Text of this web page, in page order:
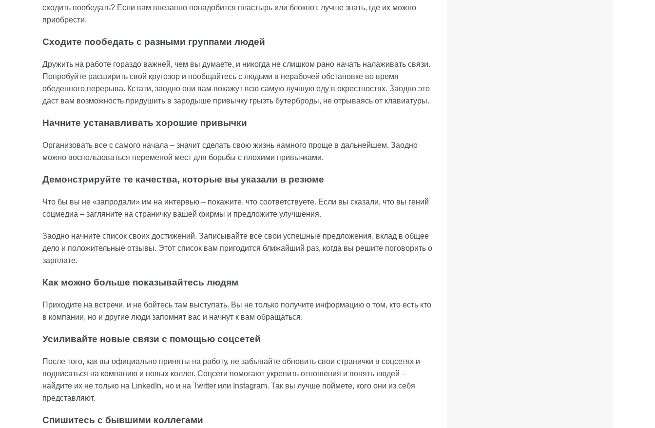
сходить пообедать? Если вам внезапно понадобится пластырь или блокнот, лучше знать, где их можно
приобрести.
Сходите пообедать с разными группами людей
Дружить на работе гораздо важней, чем вы думаете, и никогда не слишком рано начать налаживать связи.
Попробуйте расширить свой кругозор и пообщайтесь с людьми в нерабочей обстановке во время
обеденного перерыва. Кстати, заодно они вам покажут всю самую лучшую еду в окрестностях. Заодно это
даст вам возможность придушить в зародыше привычку грызть бутерброды, не отрываясь от клавиатуры.
Начните устанавливать хорошие привычки
Организовать все с самого начала – значит сделать свою жизнь намного проще в дальнейшем. Заодно
можно воспользоваться переменой мест для борьбы с плохими привычками.
Демонстрируйте те качества, которые вы указали в резюме
Что бы вы не «запродали» им на интервью – покажите, что соответствуете. Если вы сказали, что вы гений
соцмедиа – загляните на страничку вашей фирмы и предложите улучшения.
Заодно начните список своих достижений. Записывайте все свои успешные предложения, вклад в общее
дело и положительные отзывы. Этот список вам пригодится ближайший раз, когда вы решите поговорить о
зарплате.
Как можно больше показывайтесь людям
Приходите на встречи, и не бойтесь там выступать. Вы не только получите информацию о том, кто есть кто
в компании, но и другие люди запомнят вас и начнут к вам обращаться.
Усиливайте новые связи с помощью соцсетей
После того, как вы официально приняты на работу, не забывайте обновить свои странички в соцсетях и
подписаться на компанию и новых коллег. Соцсети помогают укрепить отношения и понять людей –
найдите их не только на LinkedIn, но и на Twitter или Instagram. Так вы лучше поймете, кого они из себя
представляют.
Спишитесь с бывшими коллегами